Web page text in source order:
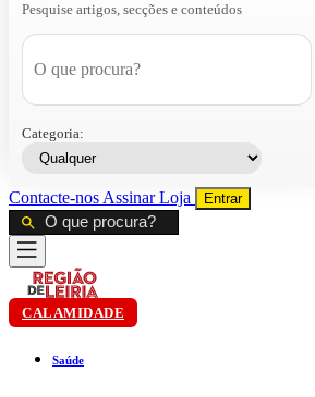
Pesquise artigos, secções e conteúdos
Categoria:
Contacte-nos AssinarLoja Entrar
CALAMIDADE
Saúde